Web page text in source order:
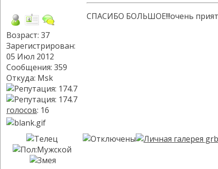
Возраст: 37
Зарегистрирован:
05 Июл 2012
Сообщения: 359
Откуда: Msk
голосов: 16
СПАСИБО БОЛЬШОЕ!!!очень